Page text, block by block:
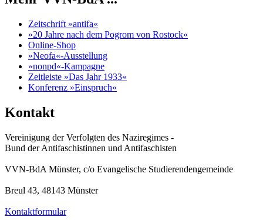
Zeitschrift »antifa«
»20 Jahre nach dem Pogrom von Rostock«
Online-Shop
»Neofa«-Ausstellung
»nonpd«-Kampagne
Zeitleiste »Das Jahr 1933«
Konferenz »Einspruch«
Kontakt
Vereinigung der Verfolgten des Naziregimes -
Bund der Antifaschistinnen und Antifaschisten
VVN-BdA Münster, c/o Evangelische Studierendengemeinde
Breul 43, 48143 Münster
Kontaktformular